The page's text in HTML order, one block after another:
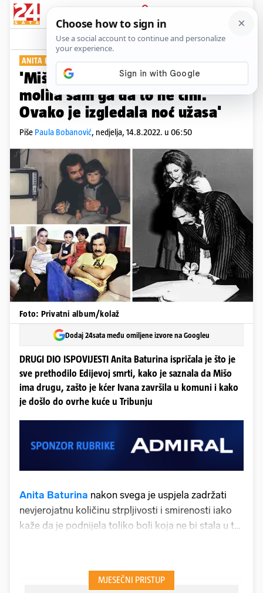
PRIJAVA
Show Komentari
ANITA BATURINA O NAJVEĆOJ TRAGEDIJI PLUS+
'Mišo je Ediju kupio pištolj,
molila sam ga da to ne čini.
Ovako je izgledala noć užasa'
Piše Paula Bobanović, nedjelja, 14.8.2022. u 06:50
Foto: Privatni album/kolaž
Dodaj 24sata među omiljene izvore na Googleu
DRUGI DIO ISPOVIJESTI Anita Baturina ispričala je što je
sve prethodilo Edijevoj smrti, kako je saznala da Mišo
ima drugu, zašto je kćer Ivana završila u komuni i kako
je došlo do ovrhe kuće u Tribunju
Anita Baturina nakon svega je uspjela zadržati
nevjerojatnu količinu strpljivosti i smirenosti iako
kaže da je podnijela toliko boli koja ne bi stala u tri
duhovnosti. Odijeva se zato sportski jednostavno
jer kako kaže, danas joj više ništa ne znače ni